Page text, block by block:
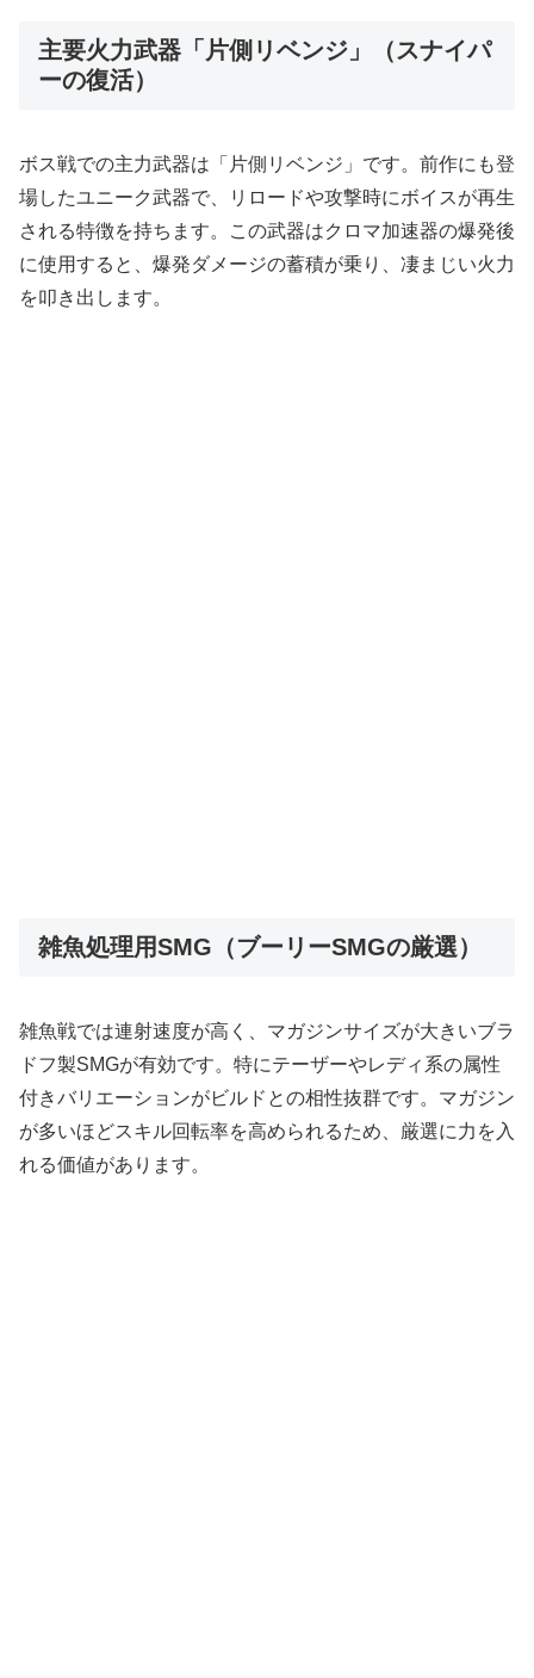
主要火力武器「片側リベンジ」（スナイパ
ーの復活）
ボス戦での主力武器は「片側リベンジ」です。前作にも登
場したユニーク武器で、リロードや攻撃時にボイスが再生
される特徴を持ちます。この武器はクロマ加速器の爆発後
に使用すると、爆発ダメージの蓄積が乗り、凄まじい火力
を叩き出します。
雑魚処理用SMG（ブーリーSMGの厳選）
雑魚戦では連射速度が高く、マガジンサイズが大きいブラ
ドフ製SMGが有効です。特にテーザーやレディ系の属性
付きバリエーションがビルドとの相性抜群です。マガジン
が多いほどスキル回転率を高められるため、厳選に力を入
れる価値があります。